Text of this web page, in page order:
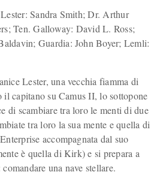
Sandra Smith; Dr. Arthur
Ten. Galloway: David L. Ross;
Guardia: John Boyer; Lemli:
Lester, una vecchia fiamma di
capitano su Camus II, lo sottopone
di scambiare tra loro le menti di due
tra loro la sua mente e quella di
accompagnata dal suo
è quella di Kirk) e si prepara a
una nave stellare.